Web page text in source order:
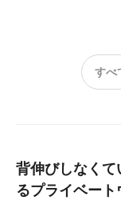
すべ
背伸びしなく
るプライベー